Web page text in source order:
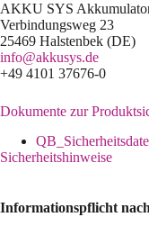
AKKU SYS
Verbindungsweg 23
25469 Halstenbek (DE)
info@akkusys.de
+49 4101 37676-0
Dokumente zur
Sicherheitshinweise
Informationspflicht